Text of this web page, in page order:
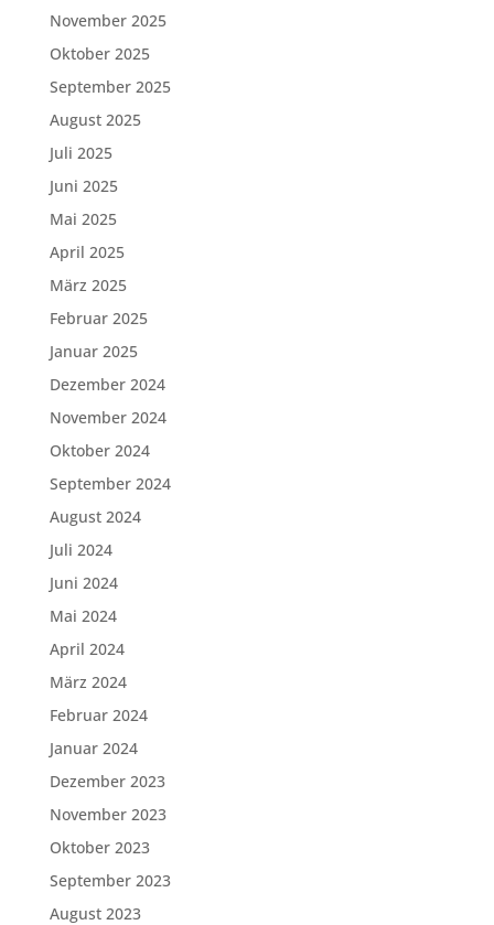
November 2025
Oktober 2025
September 2025
August 2025
Juli 2025
Juni 2025
Mai 2025
April 2025
März 2025
Februar 2025
Januar 2025
Dezember 2024
November 2024
Oktober 2024
September 2024
August 2024
Juli 2024
Juni 2024
Mai 2024
April 2024
März 2024
Februar 2024
Januar 2024
Dezember 2023
November 2023
Oktober 2023
September 2023
August 2023